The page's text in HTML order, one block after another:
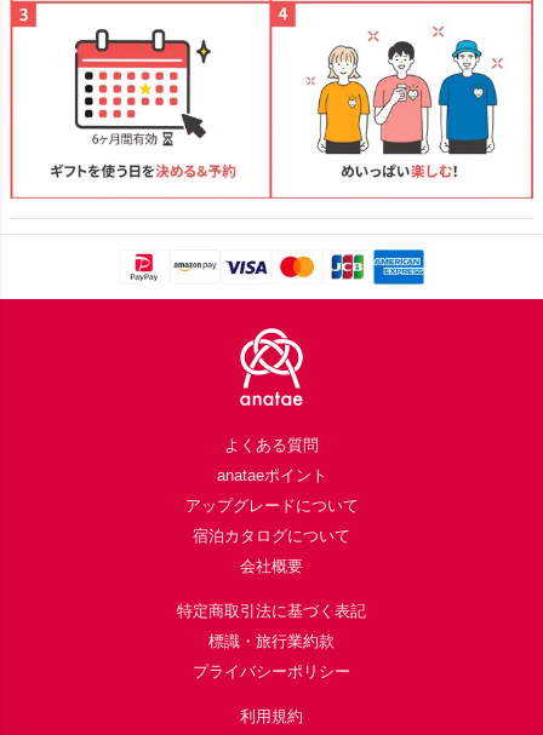
よくある質問
anataeポイント
アップグレードについて
宿泊カタログについて
会社概要
特定商取引法に基づく表記
標識・旅行業約款
プライバシーポリシー
利用規約